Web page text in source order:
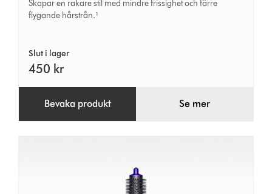
Bk/Pu
Skapar en rakare stil med mindre frissighet och färre
flygande hårstrån.¹
Slut i lager
450 kr
Bevaka produkt Se mer